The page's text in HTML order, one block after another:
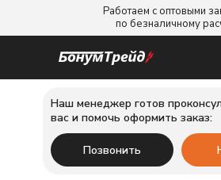
Работаем с оптовыми
по безналичному
Позвонить
Наш менеджер готов
вас и помочь оформить заказ: